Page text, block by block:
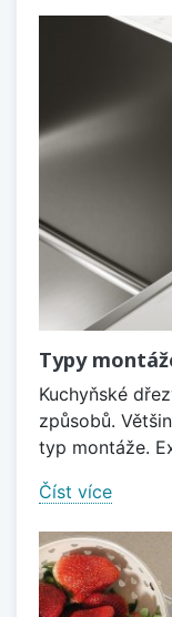
Typy
Kuchyňské
způsobů.
typ montáže.
Číst více